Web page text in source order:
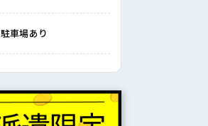
駐車場あり